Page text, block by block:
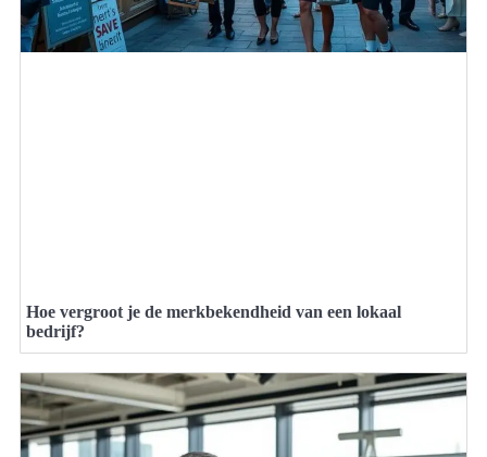
Hoe vergroot je de merkbekendheid van een lokaal
bedrijf?